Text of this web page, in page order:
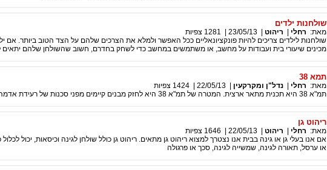
שולחנות ילדים
מאת: רחלי ריהוט 23/05/13
1281 צפיות
שולחנות לילדים צריכים להיות פונקציונאליים ככל האפשר ולמלא את הצרכים שלהם על הצד הטוב ביותר. אם
מכינים שיעורי בית ועבודות על מחשב, או משתמשים במחשב כדי לשחק בחדרם, חשוב שהשולחן שלהם יתאים
תמא 38
מאת: רחלי נדל"ן ומקרקעין 22/05/13
1424 צפיות
תמ"א 38 היא תכנית מתאר ארצית. המטרה של תמ"א 38 היא לחזק מבנים קיימים מפני סכנות של רעידת אדמה.
ריהוט גן
מאת: רחלי ריהוט 22/05/13
1646 צפיות
אם אנו בעלי גן או גינה בבית אנו נצטרך למצוא ריהוט גן מתאים. ריהוט גן כולל שולחן לגינה וכיסאות, יכול
או ערסל, תאורה לגינה, שמשייה לגינה, סכך או פרגולה